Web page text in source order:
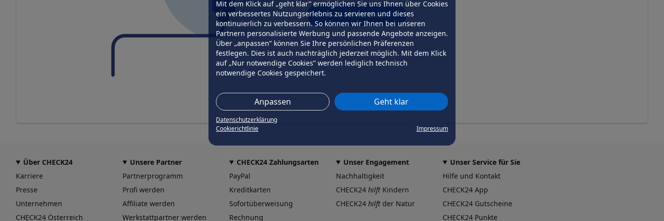
Mit dem Klick auf „geht klar” ermöglichen Sie uns Ihnen über Cookies
ein verbessertes Nutzungserlebnis zu servieren und dieses
kontinuierlich zu verbessern. So können wir Ihnen bei unseren
Partnern personalisierte Werbung und passende Angebote anzeigen.
Über „anpassen” können Sie Ihre persönlichen Präferenzen
festlegen. Dies ist auch nachträglich jederzeit möglich. Mit dem Klick
auf „Nur notwendige Cookies” werden lediglich technisch
notwendige Cookies gespeichert.
Anpassen Geht klar
Datenschutzerklärung
Cookierichtlinie
Impressum
erneut versuchen
Über CHECK24
Karriere
Presse
Unternehmen
CHECK24 Österreich
Unsere Partner
Partnerprogramm
Profi werden
Affiliate werden
Werkstattpartner werden
CHECK24 Zahlungsarten
PayPal
Kreditkarten
Sofortüberweisung
Rechnung
Unser Engagement
Nachhaltigkeit
CHECK24 hilft Kindern
CHECK24 hilft der Natur
Unser Service für Sie
Hilfe und Kontakt
CHECK24 App
CHECK24 Gutscheine
CHECK24 Punkte